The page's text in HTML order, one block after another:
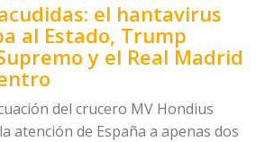
el hantavirus
al Estado, Trump
y el Real Madrid
del crucero MV Hondius
atención de España a apenas dos